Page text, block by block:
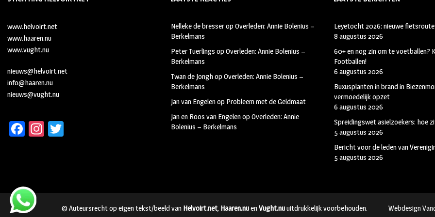
www.helvoirt.net
www.haaren.nu
www.vught.nu
nieuws@helvoirt.net
info@haaren.nu
nieuws@vught.nu
Fa
k
In
m
Nelleke de bresseropOverleden: Annie Bolenius –
Berkelmans
Peter Tuerlings opOverleden: Annie Bolenius –
Berkelmans
Twan de JonghopOverleden: Annie Bolenius –
Berkelmans
Jan van Engelenop Probleem met de Geldmaat
Jan en Roos van EngelenopOverleden: Annie
Bolenius – Berkelmans
Leyetocht 2026: nieuwe
8 augustus 2026
60+ en nog zin om te voetballen?
Footballen!
6 augustus 2026
Buxusplanten in brand in
vermoedelijk opzet
6 augustus 2026
Spreidingswet asielzoekers: hoe
5 augustus 2026
Bericht voor de leden van
5 augustus 2026
© Auteursrecht op eigen tekst/beeld van Helvoirt.net, Haaren.nuenVught.nuuitdrukkelijk voorbehouden. Webdesign